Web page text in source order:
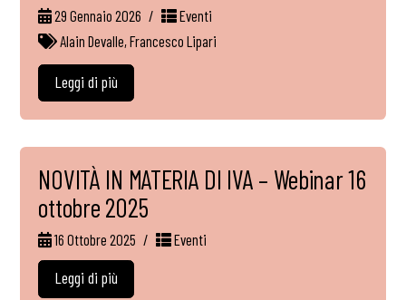
29 Gennaio 2026
Eventi
Alain Devalle,Francesco Lipari
Leggi di più
NOVITÀ IN MATERIA DI IVA – Webinar 16
ottobre 2025
16 Ottobre 2025 Eventi
Leggi di più